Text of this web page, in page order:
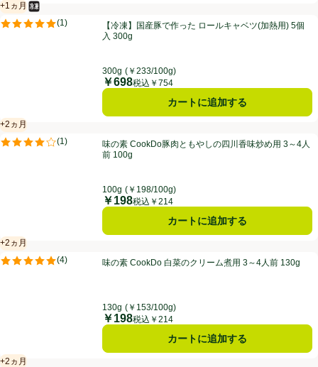
【冷凍】国産豚で作った ロールキャベツ(加熱用) 5個入 300g
+1ヵ月
賞味・消費期限保証：1ヵ月
冷凍食品
(1)
評価は1件のレビューで5点中5.0点。【冷凍】国産豚で作った ロールキャベツ(加熱用) 5個
入 300g
300g (￥233/100g)
価格
￥698税込￥754
カートに追加する
味の素 CookDo豚肉ともやしの四川香味炒め用 3～4人前 100g
+2ヵ月
賞味・消費期限保証：2ヵ月
(1)
評価は1件のレビューで5点中4.0点。味の素 CookDo豚肉ともやしの四川香味炒め用 3～4人
前 100g
100g (￥198/100g)
価格
￥198税込￥214
カートに追加する
味の素 CookDo 白菜のクリーム煮用 3～4人前 130g
+2ヵ月
賞味・消費期限保証：2ヵ月
(4)
評価は4件のレビューで5点中5.0点。味の素 CookDo 白菜のクリーム煮用 3～4人前 130g
130g (￥153/100g)
価格
￥198税込￥214
カートに追加する
+2ヵ月